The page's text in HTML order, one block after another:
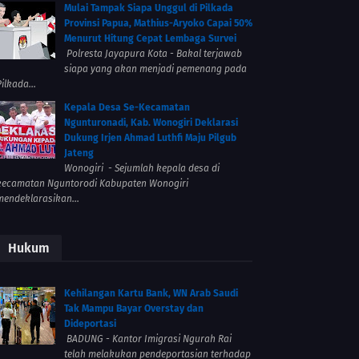
Mulai Tampak Siapa Unggul di Pilkada
Provinsi Papua, Mathius-Aryoko Capai 50%
Menurut Hitung Cepat Lembaga Survei
Polresta Jayapura Kota - Bakal terjawab
siapa yang akan menjadi pemenang pada
Kepala Desa Se-Kecamatan
Ngunturonadi, Kab. Wonogiri Deklarasi
Dukung Irjen Ahmad Luthfi Maju Pilgub
Jateng
Wonogiri - Sejumlah kepala desa di
Nguntorodi Kabupaten Wonogiri
Hukum
Kehilangan Kartu Bank, WN Arab Saudi
Tak Mampu Bayar Overstay dan
Dideportasi
BADUNG - Kantor Imigrasi Ngurah Rai
telah melakukan pendeportasian terhadap